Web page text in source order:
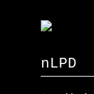
nLPD